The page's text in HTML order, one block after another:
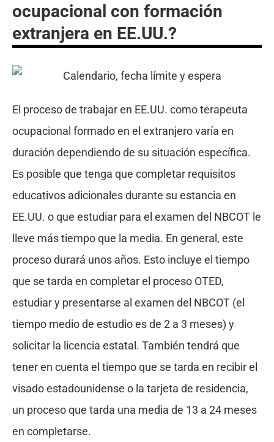
ocupacional con formación
extranjera en EE.UU.?
El proceso de trabajar en EE.UU. como terapeuta
ocupacional formado en el extranjero varía en
duración dependiendo de su situación específica.
Es posible que tenga que completar requisitos
educativos adicionales durante su estancia en
EE.UU. o que estudiar para el examen del NBCOT le
lleve más tiempo que la media. En general, este
proceso durará unos años. Esto incluye el tiempo
que se tarda en completar el proceso OTED,
estudiar y presentarse al examen del NBCOT (el
tiempo medio de estudio es de 2 a 3 meses) y
solicitar la licencia estatal. También tendrá que
tener en cuenta el tiempo que se tarda en recibir el
visado estadounidense o la tarjeta de residencia,
un proceso que tarda una media de 13 a 24 meses
en completarse.